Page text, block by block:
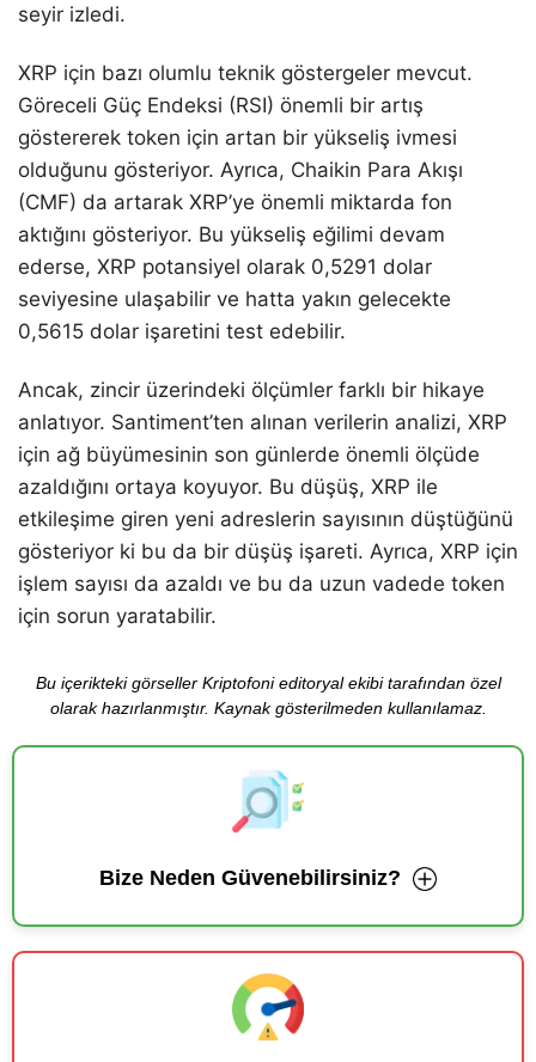
seyir izledi.
XRP için bazı olumlu teknik göstergeler mevcut.
Göreceli Güç Endeksi (RSI) önemli bir artış
göstererek token için artan bir yükseliş ivmesi
olduğunu gösteriyor. Ayrıca, Chaikin Para Akışı
(CMF) da artarak XRP’ye önemli miktarda fon
aktığını gösteriyor. Bu yükseliş eğilimi devam
ederse, XRP potansiyel olarak 0,5291 dolar
seviyesine ulaşabilir ve hatta yakın gelecekte
0,5615 dolar işaretini test edebilir.
Ancak, zincir üzerindeki ölçümler farklı bir hikaye
anlatıyor. Santiment’ten alınan verilerin analizi, XRP
için ağ büyümesinin son günlerde önemli ölçüde
azaldığını ortaya koyuyor. Bu düşüş, XRP ile
etkileşime giren yeni adreslerin sayısının düştüğünü
gösteriyor ki bu da bir düşüş işareti. Ayrıca, XRP için
işlem sayısı da azaldı ve bu da uzun vadede token
için sorun yaratabilir.
Bu içerikteki görseller Kriptofoni editoryal ekibi tarafından özel
olarak hazırlanmıştır. Kaynak gösterilmeden kullanılamaz.
Bize Neden Güvenebilirsiniz?